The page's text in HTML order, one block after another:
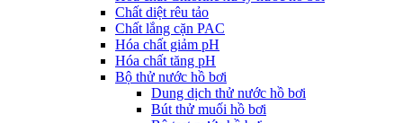
Chất diệt rêu tảo
Chất lắng cặn PAC
Hóa chất giảm pH
Hóa chất tăng pH
Bộ thử nước hồ bơi
Dung dịch thử nước hồ bơi
Bút thử muối hồ bơi